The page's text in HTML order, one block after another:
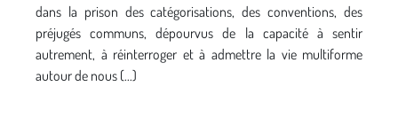
dans la prison des catégorisations, des conventions, des
préjugés communs, dépourvus de la capacité à sentir
autrement, à réinterroger et à admettre la vie multiforme
autour de nous (...)